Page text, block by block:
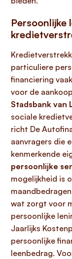
Persoonlijke
particuliere
financiering
voor de
Stadsbank van
sociale
richt De
aanvragers die
kenmerkende
persoonlijke
mogelijkheid is
wat zorgt voor
persoonlijke
Jaarlijks
persoonlijke
leenbedrag.